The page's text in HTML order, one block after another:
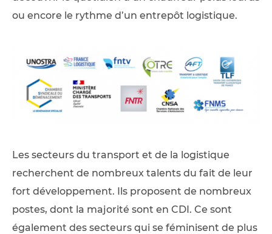
ou encore le rythme d’un entrepôt logistique.
Les secteurs du transport et de la logistique
recherchent de nombreux talents du fait de leur
fort développement. Ils proposent de nombreux
postes, dont la majorité sont en CDI. Ce sont
également des secteurs qui se féminisent de plus